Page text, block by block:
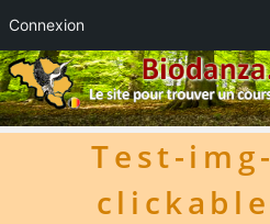
Connexion
Skip
to
content
Test-img-
clickable